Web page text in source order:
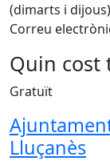
(dimarts i
Correu
Quin cost
Gratuït
Lluçanès